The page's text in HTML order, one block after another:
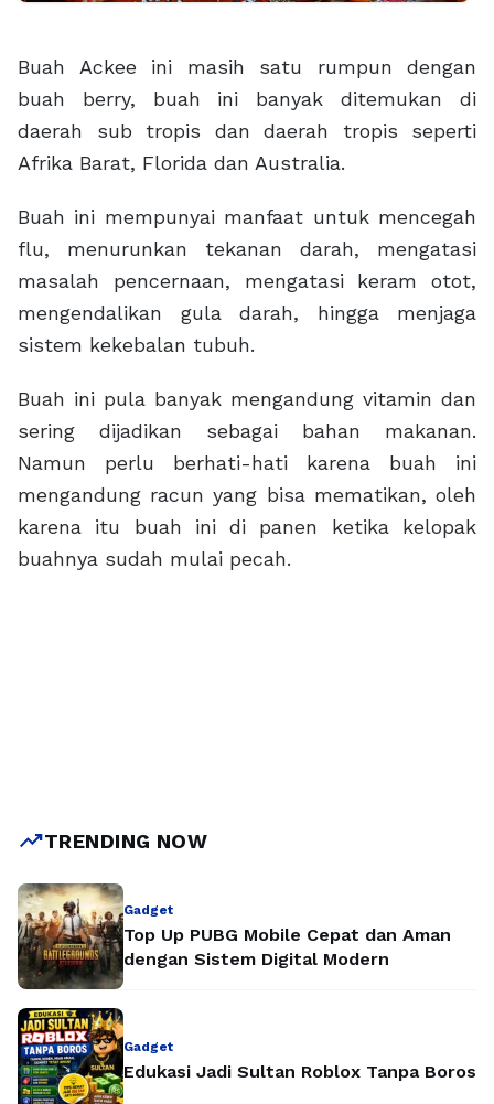
Buah Ackee ini masih satu rumpun dengan
buah berry, buah ini banyak ditemukan di
daerah sub tropis dan daerah tropis seperti
Afrika Barat, Florida dan Australia.
Buah ini mempunyai manfaat untuk mencegah
flu, menurunkan tekanan darah, mengatasi
masalah pencernaan, mengatasi keram otot,
mengendalikan gula darah, hingga menjaga
sistem kekebalan tubuh.
Buah ini pula banyak mengandung vitamin dan
sering dijadikan sebagai bahan makanan.
Namun perlu berhati-hati karena buah ini
mengandung racun yang bisa mematikan, oleh
karena itu buah ini di panen ketika kelopak
buahnya sudah mulai pecah.
trending_upTRENDING NOW
Gadget
Top Up PUBG Mobile Cepat dan Aman
dengan Sistem Digital Modern
Gadget
Edukasi Jadi Sultan Roblox Tanpa Boros